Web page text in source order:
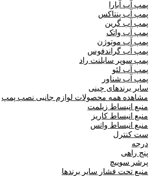
پمپ آب آبارا
پمپ آب پنتاکس
پمپ آب گرین
پمپ آب واتک
پمپ آب موتوژن
پمپ آب گراندفوس
پمپ سوپر سایلنت راد
پمپ آب لئو
پمپ آب شناور
سایر برندهای چینی
مشاهده همه محصولات لوازم جانبی نصب پمپ
منبع انبساط زیلمت
منبع انبساط کاریز
منبع انبساط واتس
ست کنترل
درجه
پنج راهی
پرشر سوییچ
منبع تحت فشار سایر برندها